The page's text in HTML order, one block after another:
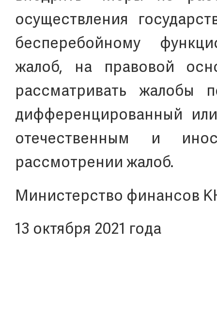
осуществления
бесперебойному
жалоб, на правовой
рассматривать жалобы
дифференцированный
отечественным и
рассмотрении жалоб.
Министерство финансов
13 октября 2021 года